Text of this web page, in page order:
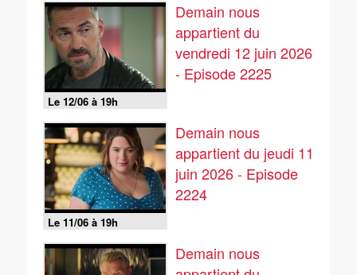
Le 12/06 à 19h
Demain nous
appartient du
vendredi 12 juin 2026
- Episode 2225
Le 11/06 à 19h
Demain nous
appartient du jeudi 11
juin 2026 - Episode
2224
Demain nous